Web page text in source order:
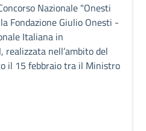
Nazionale "Onesti
Fondazione Giulio Onesti -
Italiana in
realizzata nell’ambito del
il 15 febbraio tra il Ministro